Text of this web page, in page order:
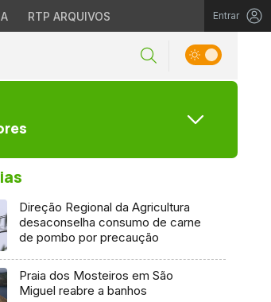
RTP ARQUIVOS Entrar
Direção Regional da Agricultura
desaconselha consumo de carne
de pombo por precaução
Praia dos Mosteiros em São
Miguel reabre a banhos